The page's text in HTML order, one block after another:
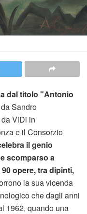
dal titolo "Antonio
Sandro
ViDi in
e il Consorzio
il genio
scomparso a
opere, tra dipinti,
la sua vicenda
che dagli anni
1962, quando una